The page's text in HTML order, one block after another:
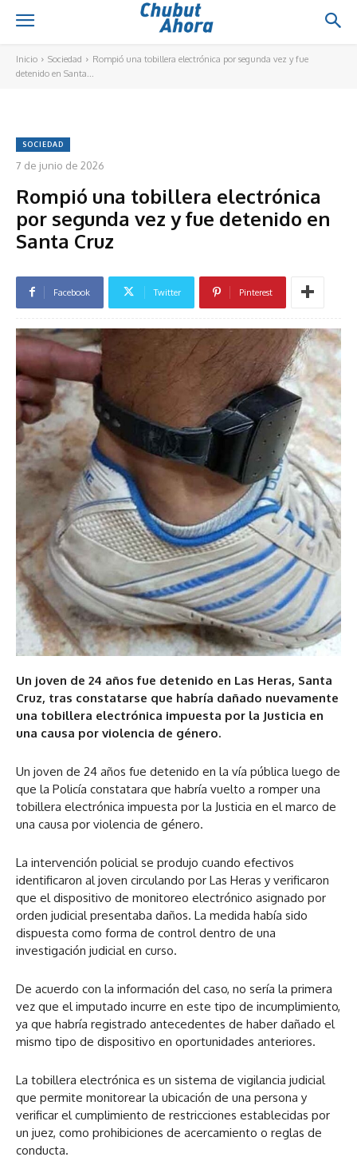
Inicio Sociedad
Rompió una tobillera electrónica por segunda vez y fue
detenido en Santa...
SOCIEDAD
7 de junio de 2026
Rompió una tobillera electrónica
por segunda vez y fue detenido en
Santa Cruz
Facebook Twitter Pinterest
Un joven de 24 años fue detenido en Las Heras, Santa
Cruz, tras constatarse que habría dañado nuevamente
una tobillera electrónica impuesta por la Justicia en
una causa por violencia de género.
Un joven de 24 años fue detenido en la vía pública luego de
que la Policía constatara que habría vuelto a romper una
tobillera electrónica impuesta por la Justicia en el marco de
una causa por violencia de género.
La intervención policial se produjo cuando efectivos
identificaron al joven circulando por Las Heras y verificaron
que el dispositivo de monitoreo electrónico asignado por
orden judicial presentaba daños. La medida había sido
dispuesta como forma de control dentro de una
investigación judicial en curso.
De acuerdo con la información del caso, no sería la primera
vez que el imputado incurre en este tipo de incumplimiento,
ya que habría registrado antecedentes de haber dañado el
mismo tipo de dispositivo en oportunidades anteriores.
La tobillera electrónica es un sistema de vigilancia judicial
que permite monitorear la ubicación de una persona y
verificar el cumplimiento de restricciones establecidas por
un juez, como prohibiciones de acercamiento o reglas de
conducta.